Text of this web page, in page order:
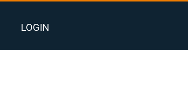
LOGIN